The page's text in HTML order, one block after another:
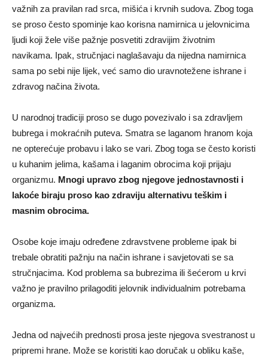
važnih za pravilan rad srca, mišića i krvnih sudova. Zbog toga
se proso često spominje kao korisna namirnica u jelovnicima
ljudi koji žele više pažnje posvetiti zdravijim životnim
navikama. Ipak, stručnjaci naglašavaju da nijedna namirnica
sama po sebi nije lijek, već samo dio uravnotežene ishrane i
zdravog načina života.
U narodnoj tradiciji proso se dugo povezivalo i sa zdravljem
bubrega i mokraćnih puteva. Smatra se laganom hranom koja
ne opterećuje probavu i lako se vari. Zbog toga se često koristi
u kuhanim jelima, kašama i laganim obrocima koji prijaju
organizmu. Mnogi upravo zbog njegove jednostavnosti i
lakoće biraju proso kao zdraviju alternativu teškim i
masnim obrocima.
Osobe koje imaju određene zdravstvene probleme ipak bi
trebale obratiti pažnju na način ishrane i savjetovati se sa
stručnjacima. Kod problema sa bubrezima ili šećerom u krvi
važno je pravilno prilagoditi jelovnik individualnim potrebama
organizma.
Jedna od najvećih prednosti prosa jeste njegova svestranost u
pripremi hrane. Može se koristiti kao doručak u obliku kaše,